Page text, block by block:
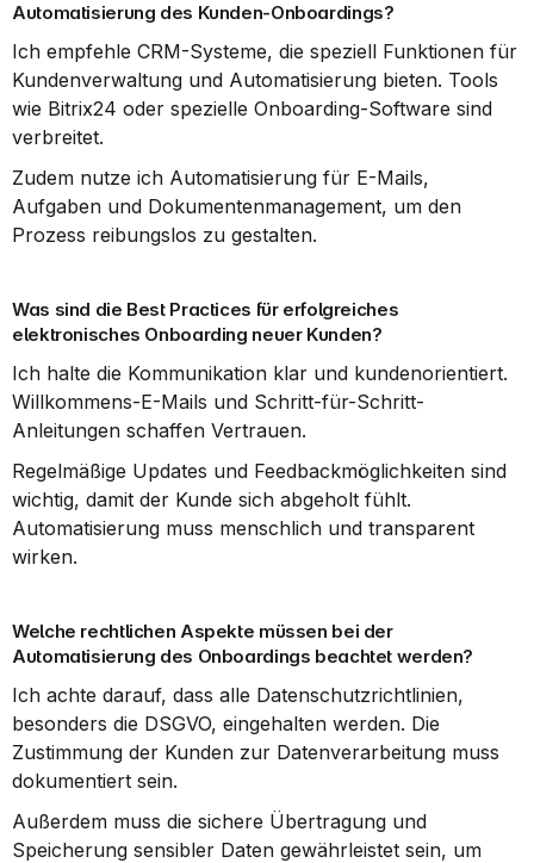
Automatisierung des Kunden-Onboardings?
Ich empfehle CRM-Systeme, die speziell Funktionen für
Kundenverwaltung und Automatisierung bieten. Tools
wie Bitrix24 oder spezielle Onboarding-Software sind
verbreitet.
Zudem nutze ich Automatisierung für E-Mails,
Aufgaben und Dokumentenmanagement, um den
Prozess reibungslos zu gestalten.
Was sind die Best Practices für erfolgreiches
elektronisches Onboarding neuer Kunden?
Ich halte die Kommunikation klar und kundenorientiert.
Willkommens-E-Mails und Schritt-für-Schritt-
Anleitungen schaffen Vertrauen.
Regelmäßige Updates und Feedbackmöglichkeiten sind
wichtig, damit der Kunde sich abgeholt fühlt.
Automatisierung muss menschlich und transparent
wirken.
Welche rechtlichen Aspekte müssen bei der
Automatisierung des Onboardings beachtet werden?
Ich achte darauf, dass alle Datenschutzrichtlinien,
besonders die DSGVO, eingehalten werden. Die
Zustimmung der Kunden zur Datenverarbeitung muss
dokumentiert sein.
Außerdem muss die sichere Übertragung und
Speicherung sensibler Daten gewährleistet sein, um